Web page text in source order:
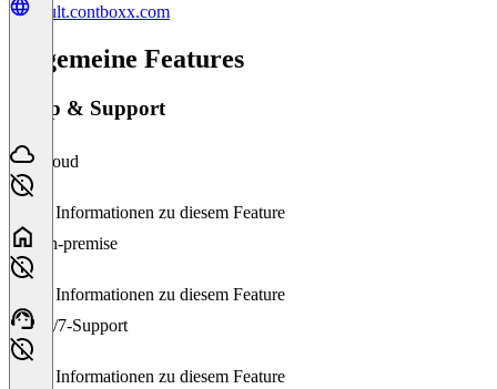
vault.contboxx.com
Allgemeine Features
Setup & Support
Cloud
Keine Informationen zu diesem Feature
On-premise
Keine Informationen zu diesem Feature
24/7-Support
Keine Informationen zu diesem Feature